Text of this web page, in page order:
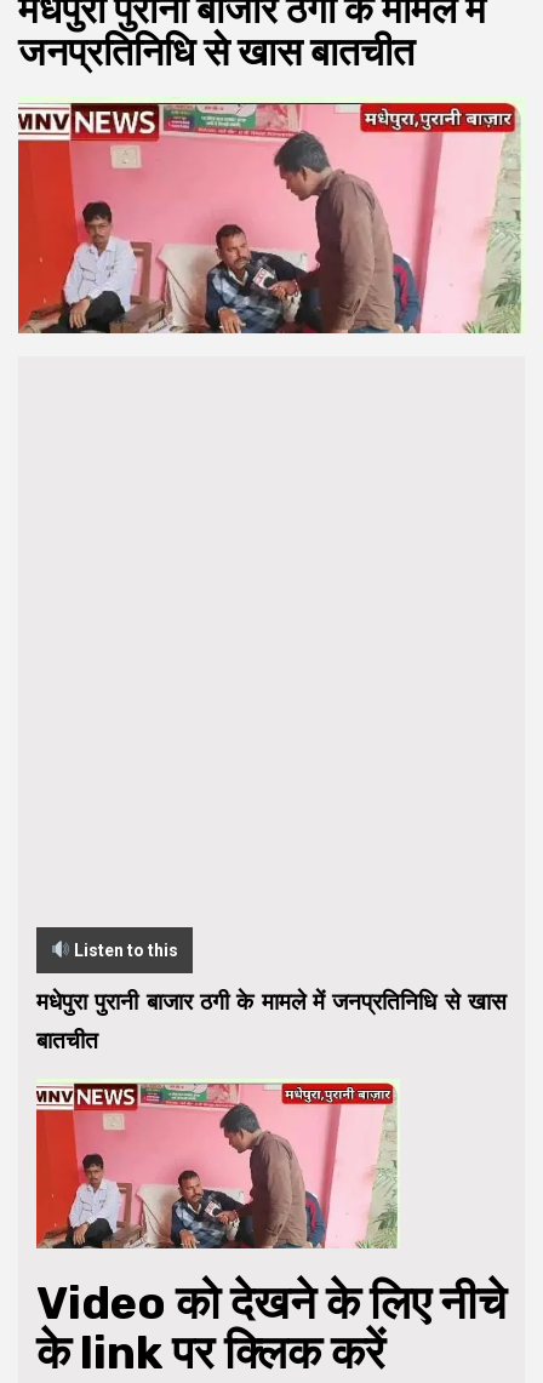
मधेपुरा पुरानी बाजार ठगी के मामले में
जनप्रतिनिधि से खास बातचीत
Listen to this
मधेपुरा पुरानी बाजार ठगी के मामले में जनप्रतिनिधि से खास
बातचीत
Video को देखने के लिए नीचे
के link पर क्लिक करें